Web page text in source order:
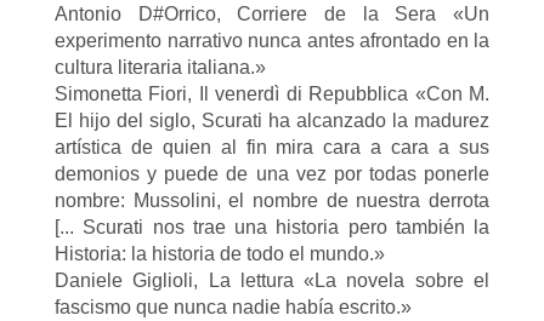
Antonio D#Orrico, Corriere de la Sera «Un
experimento narrativo nunca antes afrontado en la
cultura literaria italiana.»
Simonetta Fiori, Il venerdì di Repubblica «Con M.
El hijo del siglo, Scurati ha alcanzado la madurez
artística de quien al fin mira cara a cara a sus
demonios y puede de una vez por todas ponerle
nombre: Mussolini, el nombre de nuestra derrota
[... Scurati nos trae una historia pero también la
Historia: la historia de todo el mundo.»
Daniele Giglioli, La lettura «La novela sobre el
fascismo que nunca nadie había escrito.»